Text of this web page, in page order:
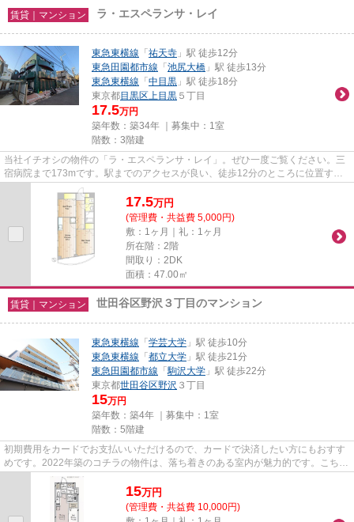
賃貸｜マンション ラ・エスペランサ・レイ
東急東横線 「祐天寺 」駅 徒歩12分
東急田園都市線 「池尻大橋 」駅 徒歩13分
東急東横線 「中目黒 」駅 徒歩18分
東京都目黒区 上目黒 ５丁目
17.5万円
築年数：築34年 ｜募集中： 1室
階数：3階建
当社イチオシの物件の「ラ・エスペランサ・レイ」。ぜひ一度ご覧ください。三
宿病院まで173mです。駅までのアクセスが良い、徒歩12分のところに位置する
物件です。こちらの物件では初...
17.5万円
(管理費・共益費 5,000円)
敷：1ヶ月｜礼：1ヶ月
所在階：2階
間取り：2DK
面積：47.00㎡
賃貸｜マンション 世田谷区野沢３丁目のマンション
東急東横線 「学芸大学 」駅 徒歩10分
東急東横線 「都立大学 」駅 徒歩21分
東急田園都市線 「駒沢大学 」駅 徒歩22分
東京都世田谷区野沢 ３丁目
15万円
築年数：築4年 ｜募集中： 1室
階数：5階建
初期費用をカードでお支払いいただけるので、カードで決済したい方にもおすす
めです。2022年築のコチラの物件は、落ち着きのある室内が魅力的です。こちら
の物件はマンションです。陽...
15万円
(管理費・共益費 10,000円)